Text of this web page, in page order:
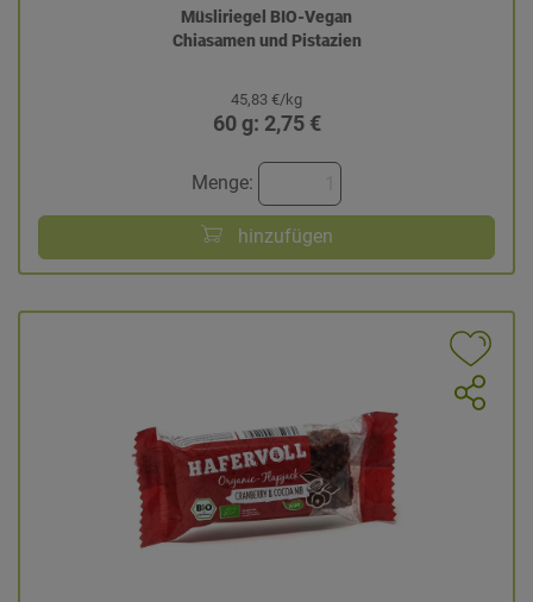
Müsliriegel BIO-Vegan
Chiasamen und Pistazien
45,83 €/kg
60 g: 2,75 €
Menge:
hinzufügen